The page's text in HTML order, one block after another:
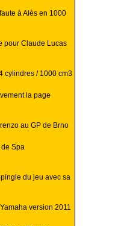
à Alès en 1000
pour Claude Lucas
cylindres / 1000 cm3
la page
au GP de Brno
de Spa
du jeu avec sa
version 2011